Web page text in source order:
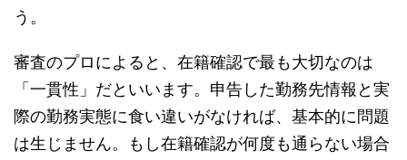
う。
審査のプロによると、在籍確認で最も大切なのは
「一貫性」だといいます。申告した勤務先情報と実
際の勤務実態に食い違いがなければ、基本的に問題
は生じません。もし在籍確認が何度も通らない場合